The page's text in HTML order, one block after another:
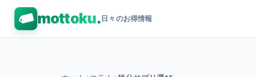
mottoku.日々のお得情報